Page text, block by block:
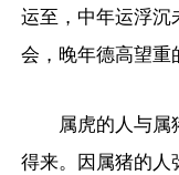
运至，中年运浮沉
会，晚年德高望重
属虎的人与属
得来。因属猪的人